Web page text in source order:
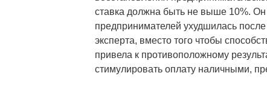
ставка должна быть не выше 10%. Он
предпринимателей ухудшилась
эксперта, вместо того чтобы
привела к противоположному
стимулировать оплату наличными,